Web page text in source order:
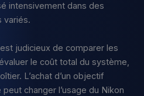
intensivement dans des
variés.
judicieux de comparer les
le coût total du système,
L’achat d’un objectif
changer l’usage du Nikon